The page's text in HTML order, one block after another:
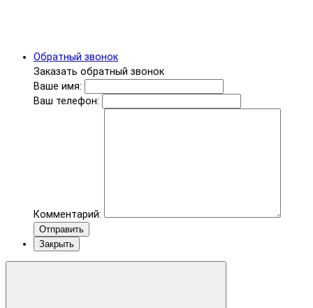
Обратный звонок
Заказать обратный звонок
Ваше имя:
Ваш телефон:
Комментарий:
Отправить
Закрыть